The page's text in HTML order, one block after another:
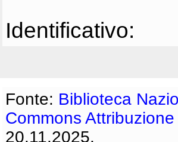
Identificativo:
Fonte: Biblioteca
Commons
20.11.2025.